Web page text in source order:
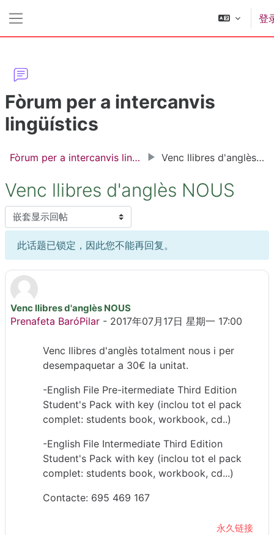
登
Fòrum per a intercanvis
lingüístics
Fòrum per a intercanvis lingüístics Venc llibres d'anglès NOUS
Venc llibres d'anglès NOUS
显示模式
此话题已锁定，因此您不能再回复。
Venc llibres d'anglès NOUS
Prenafeta BaróPilar - 2017年07月17日 星期一 17:00
回帖数：0
Venc llibres d'anglès totalment nous i per
desempaquetar a 30€ la unitat.
-English File Pre-itermediate Third Edition
Student's Pack with key (inclou tot el pack
complet: students book, workbook, cd..)
-English File Intermediate Third Edition
Student's Pack with key (inclou tot el pack
complet: students book, workbook, cd...)
Contacte: 695 469 167
永久链接